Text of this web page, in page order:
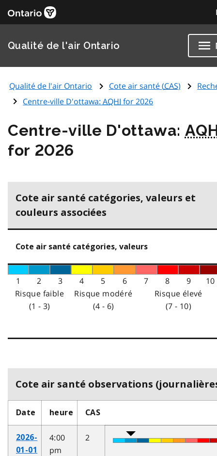
Qualité de l'air Ontario
Qualité de l'air Ontario Cote air santé (CAS)
Centre-ville D'ottawa:AQHI for 2026
Centre-ville D'ottawa:
for 2026
Cote air santé catégories, valeurs et
couleurs associées
Cote air santé catégories, valeurs
1 2 3 4 5 6 7 8 9
10
Risque faible
(1 - 3)
Risque modéré
(4 - 6)
Risque élevé
(7 - 10)
Cote air santé observations
Date heure CAS
2026-
01-01
4:00
pm
2